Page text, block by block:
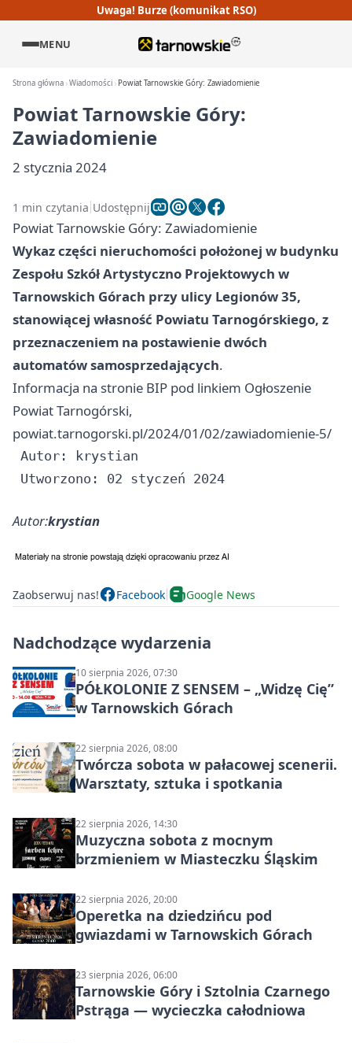
Uwaga! Burze (komunikat RSO)
MENU
Strona główna Wiadomości Powiat Tarnowskie Góry: Zawiadomienie
Powiat Tarnowskie Góry:
Zawiadomienie
2 stycznia 2024
1 min czytania Udostępnij
Powiat Tarnowskie Góry: Zawiadomienie
Wykaz części nieruchomości położonej w budynku
Zespołu Szkół Artystyczno Projektowych w
Tarnowskich Górach przy ulicy Legionów 35,
stanowiącej własność Powiatu Tarnogórskiego, z
przeznaczeniem na postawienie dwóch
automatów samosprzedających.
Informacja na stronie BIP pod linkiem Ogłoszenie
Powiat Tarnogórski,
powiat.tarnogorski.pl/2024/01/02/zawiadomienie-5/
Autor: krystian
Autor:krystian
Zaobserwuj nas! Facebook Google News
Nadchodzące wydarzenia
10 sierpnia 2026, 07:30
PÓŁKOLONIE Z SENSEM – „Widzę Cię”
w Tarnowskich Górach
22 sierpnia 2026, 08:00
Twórcza sobota w pałacowej scenerii.
Warsztaty, sztuka i spotkania
22 sierpnia 2026, 14:30
Muzyczna sobota z mocnym
brzmieniem w Miasteczku Śląskim
22 sierpnia 2026, 20:00
Operetka na dziedzińcu pod
gwiazdami w Tarnowskich Górach
23 sierpnia 2026, 06:00
Tarnowskie Góry i Sztolnia Czarnego
Pstrąga — wycieczka całodniowa